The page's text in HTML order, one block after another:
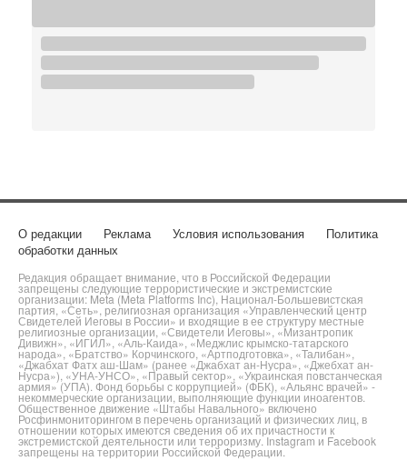
О редакции Реклама Условия использования
Политика
обработки данных
Редакция обращает внимание, что в Российской Федерации
запрещены следующие террористические и экстремистские
организации: Meta (Meta Platforms Inc), Национал-Большевистская
партия, «Сеть», религиозная организация «Управленческий центр
Свидетелей Иеговы в России» и входящие в ее структуру местные
религиозные организации, «Свидетели Иеговы», «Мизантропик
Дивижн», «ИГИЛ», «Аль-Каида», «Меджлис крымско-татарского
народа», «Братство» Корчинского, «Артподготовка», «Талибан»,
«Джабхат Фатх аш-Шам» (ранее «Джабхат ан-Нусра», «Джебхат ан-
Нусра»), «УНА-УНСО», «Правый сектор», «Украинская повстанческая
армия» (УПА). Фонд борьбы с коррупцией» (ФБК), «Альянс врачей» -
некоммерческие организации, выполняющие функции иноагентов.
Общественное движение «Штабы Навального» включено
Росфинмониторингом в перечень организаций и физических лиц, в
отношении которых имеются сведения об их причастности к
экстремистской деятельности или терроризму. Instagram и Facebook
запрещены на территории Российской Федерации.